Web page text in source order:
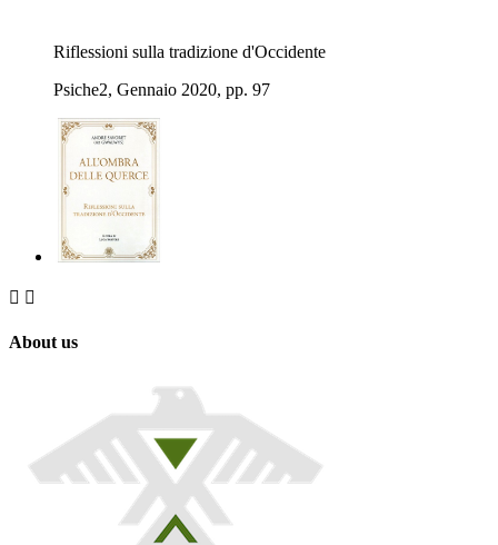
Riflessioni sulla tradizione d'Occidente
Psiche2, Gennaio 2020, pp. 97
 
About us